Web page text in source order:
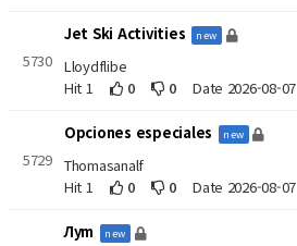
5730
Jet Ski Activities new
Lloydflibe
Hit 1
0 0 Date 2026-08-07
5729
Opciones especiales new
Thomasanalf
Hit 1
0 0 Date 2026-08-07
Луm new